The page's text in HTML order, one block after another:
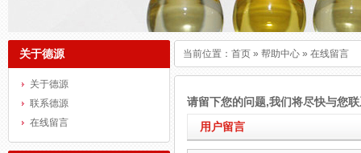
关于德源
关于德源
联系德源
在线留言
当前位置： 首页 » 帮助中心 » 在线留言
请留下您的问题,我们将尽快与您
用户留言